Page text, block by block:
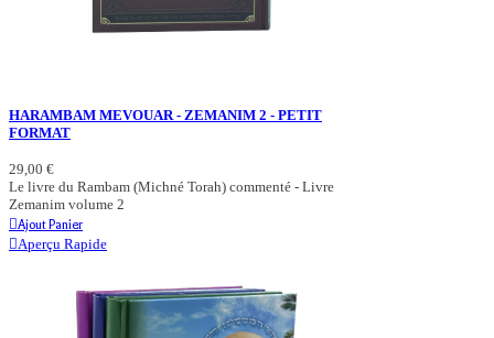
HARAMBAM MEVOUAR - ZEMANIM 2 - PETIT
FORMAT
29,00 €
Le livre du Rambam (Michné Torah) commenté - Livre
Zemanim volume 2
Ajout Panier
Aperçu Rapide